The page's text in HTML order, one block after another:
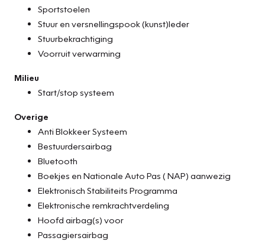
Sportstoelen
Stuur en versnellingspook (kunst)leder
Stuurbekrachtiging
Voorruit verwarming
Milieu
Start/stop systeem
Overige
Anti Blokkeer Systeem
Bestuurdersairbag
Bluetooth
Boekjes en Nationale Auto Pas ( NAP) aanwezig
Elektronisch Stabiliteits Programma
Elektronische remkrachtverdeling
Hoofd airbag(s) voor
Passagiersairbag